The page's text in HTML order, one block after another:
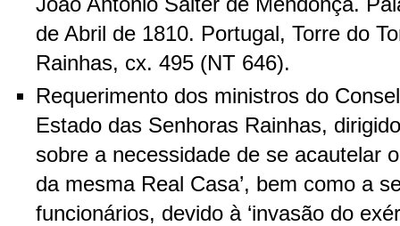
de Abril de 1810. Portugal, Torre do
Rainhas, cx. 495 (NT 646).
Requerimento dos ministros do
Estado das Senhoras Rainhas,
sobre a necessidade de se acautelar
da mesma Real Casa’, bem como a
funcionários, devido à ‘invasão do